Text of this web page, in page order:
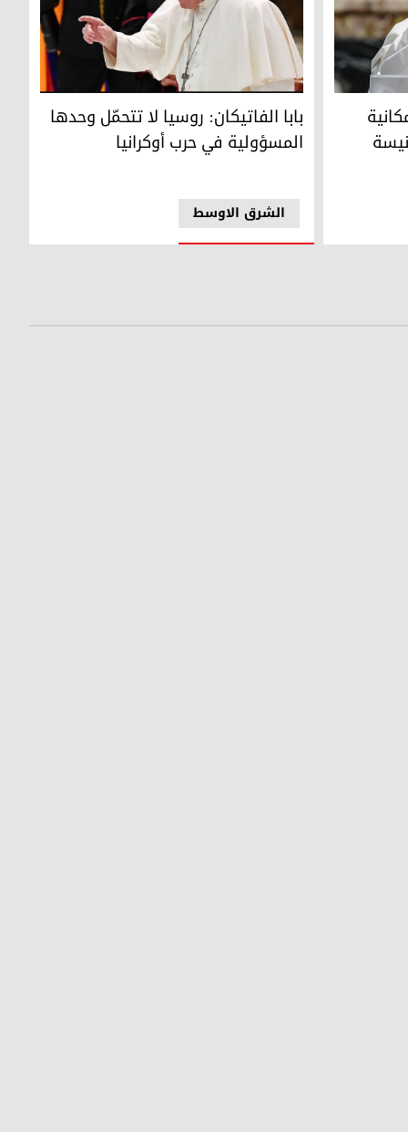
إلغاء شرط عزوبية كهنة الكنيسة الكاثوليكية
البابا فرانسيس، بابا الفاتيكان- AFP
الشرق الاوسط
بابا الفاتيكان: روسيا لا تتحمّل وحدها
المسؤولية في حرب أوكرانيا